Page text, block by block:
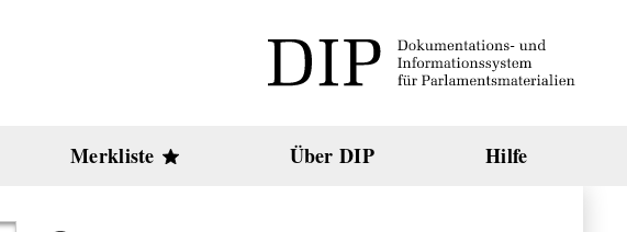
Merkliste Über DIP Hilfe